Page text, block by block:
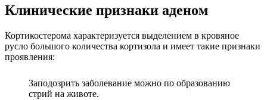
Клинические признаки аденом
Кортикостерома характеризуется выделением в кровяное
русло большого количества кортизола и имеет такие признаки
проявления:
Заподозрить заболевание можно по образованию
стрий на животе.